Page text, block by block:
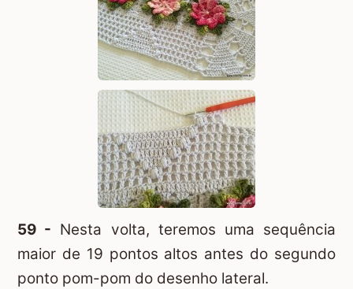
59 - Nesta volta, teremos uma sequência
maior de 19 pontos altos antes do segundo
ponto pom-pom do desenho lateral.